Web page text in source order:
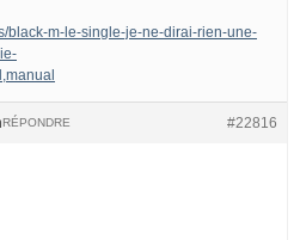
black-m-le-single-je-ne-dirai-rien-une-
#22816
RÉPONDRE